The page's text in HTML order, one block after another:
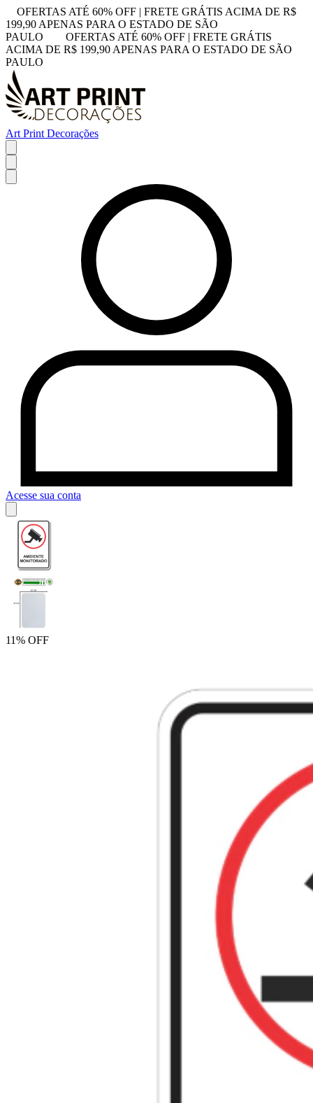
OFERTAS ATÉ 60% OFF | FRETE GRÁTIS ACIMA DE R$
199,90 APENAS PARA O ESTADO DE SÃO
PAULO
OFERTAS ATÉ 60% OFF | FRETE GRÁTIS
ACIMA DE R$ 199,90 APENAS PARA O ESTADO DE SÃO
PAULO
Art Print Decorações
Acesse sua conta
11% OFF